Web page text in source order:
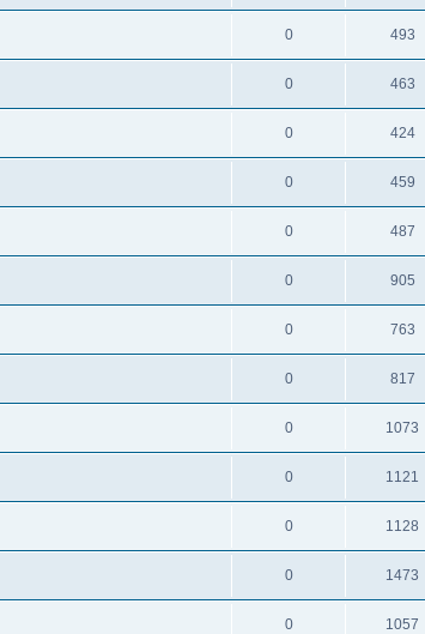
0 493
0 463
0 424
0 459
0 487
0 905
0 763
0 817
0 1073
0 1121
0 1128
0 1473
0 1057